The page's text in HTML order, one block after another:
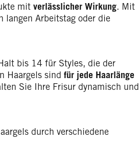
mit verlässlicher Wirkung. Mit
langen Arbeitstag oder die
bis 14 für Styles, die der
Haargels sind für jede Haarlänge
Sie Ihre Frisur dynamisch und
durch verschiedene